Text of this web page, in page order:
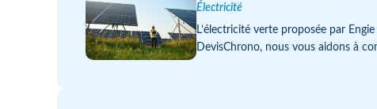
Électricité
L’électricité verte proposée par
DevisChrono, nous vous aidons à